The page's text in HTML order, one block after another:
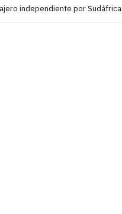
independiente por Sudáfrica